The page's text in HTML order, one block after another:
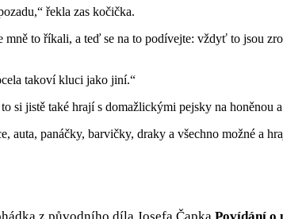
řekla zas kočička.
mně to říkali, a teď se na to podívejte: vždyť to jsou
takoví kluci jako jiní.“
jistě také hrají s domažlickými pejsky na honěnou
auta, panáčky, barvičky, draky a všechno možné